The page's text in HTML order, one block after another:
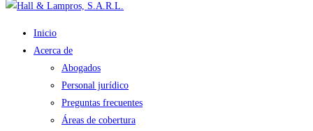
la
web
Saltar
contenido
Inicio
Acerca de
Abogados
Personal jurídico
Preguntas frecuentes
Áreas de cobertura